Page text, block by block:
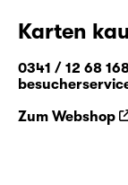
der Simon-
zuerst als
Karten
0341 / 12 68
Zum Webshop